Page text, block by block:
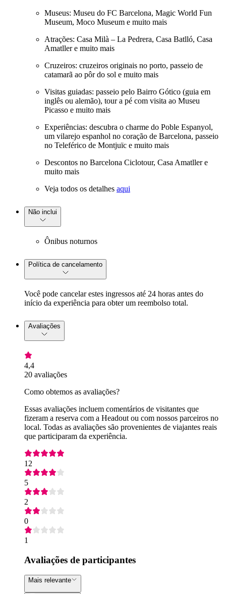
Museus: Museu do FC Barcelona, Magic World Fun
Museum, Moco Museum e muito mais
Atrações: Casa Milà – La Pedrera, Casa Batlló, Casa
Amatller e muito mais
Cruzeiros: cruzeiros originais no porto, passeio de
catamarã ao pôr do sol e muito mais
Visitas guiadas: passeio pelo Bairro Gótico (guia em
inglês ou alemão), tour a pé com visita ao Museu
Picasso e muito mais
Experiências: descubra o charme do Poble Espanyol,
um vilarejo espanhol no coração de Barcelona, passeio
no Teleférico de Montjuïc e muito mais
Descontos no Barcelona Ciclotour, Casa Amatller e
muito mais
Veja todos os detalhes aqui
Não inclui
Ônibus noturnos
Política de cancelamento
Você pode cancelar estes ingressos até 24 horas antes do
início da experiência para obter um reembolso total.
Avaliações
4,4
20 avaliações
Como obtemos as avaliações?
Essas avaliações incluem comentários de visitantes que
fizeram a reserva com a Headout ou com nossos parceiros no
local. Todas as avaliações são provenientes de viajantes reais
que participaram da experiência.
12
5
2
0
1
Avaliações de participantes
Mais relevante